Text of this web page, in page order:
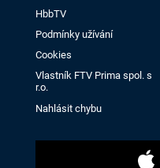
HbbTV
Podmínky užívání
Cookies
Vlastník FTV Prima spol. s
r.o.
Nahlásit chybu